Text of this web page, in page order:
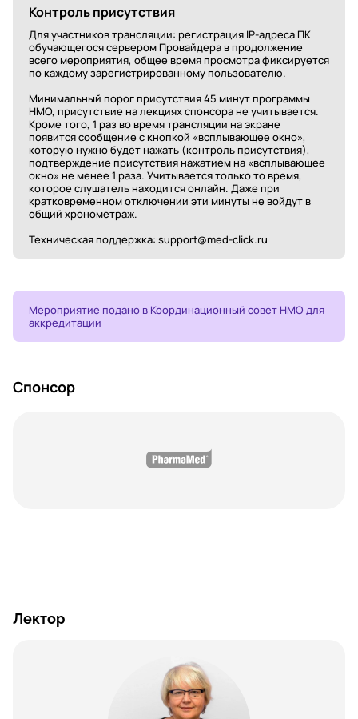
Контроль присутствия
Для участников трансляции: регистрация IP-адреса ПК
обучающегося сервером Провайдера в продолжение
всего мероприятия, общее время просмотра фиксируется
по каждому зарегистрированному пользователю.
Минимальный порог присутствия 45 минут программы
НМО, присутствие на лекциях спонсора не учитывается.
Кроме того, 1 раз во время трансляции на экране
появится сообщение с кнопкой «всплывающее окно»,
которую нужно будет нажать (контроль присутствия),
подтверждение присутствия нажатием на «всплывающее
окно» не менее 1 раза. Учитывается только то время,
которое слушатель находится онлайн. Даже при
кратковременном отключении эти минуты не войдут в
общий хронометраж.
Техническая поддержка: support@med-click.ru
Мероприятие подано в Координационный совет НМО для
аккредитации
Спонсор
Лектор